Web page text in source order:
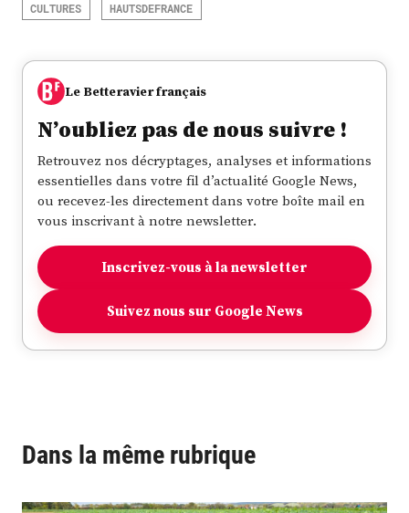
CULTURES HAUTSDEFRANCE
Le Betteravier français
N’oubliez pas de nous suivre !
Retrouvez nos décryptages, analyses et informations
essentielles dans votre fil d’actualité Google News,
ou recevez-les directement dans votre boîte mail en
vous inscrivant à notre newsletter.
Inscrivez-vous à la newsletter
Suivez nous sur Google News
Dans la même rubrique